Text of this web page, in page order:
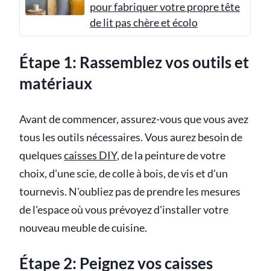
pour fabriquer votre propre tête
de lit pas chère et écolo
Étape 1: Rassemblez vos outils et
matériaux
Avant de commencer, assurez-vous que vous avez
tous les outils nécessaires. Vous aurez besoin de
quelquescaisses DIY, de la peinture de votre
choix, d'une scie, de colle à bois, de vis et d'un
tournevis. N'oubliez pas de prendre les mesures
de l'espace où vous prévoyez d'installer votre
nouveau meuble de cuisine.
Étape 2: Peignez vos caisses